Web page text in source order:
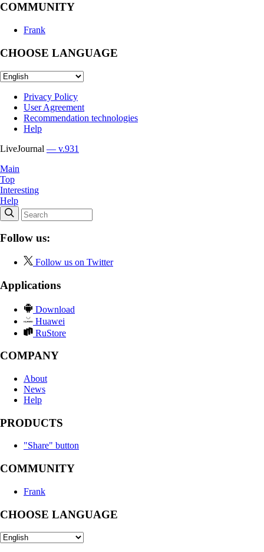
COMMUNITY
Frank
CHOOSE LANGUAGE
Privacy Policy
User Agreement
Recommendation technologies
Help
LiveJournal — v.931
Main
Top
Interesting
Help
Follow us:
Follow us on Twitter
Applications
Download
Huawei
RuStore
COMPANY
About
News
Help
PRODUCTS
"Share" button
COMMUNITY
Frank
CHOOSE LANGUAGE